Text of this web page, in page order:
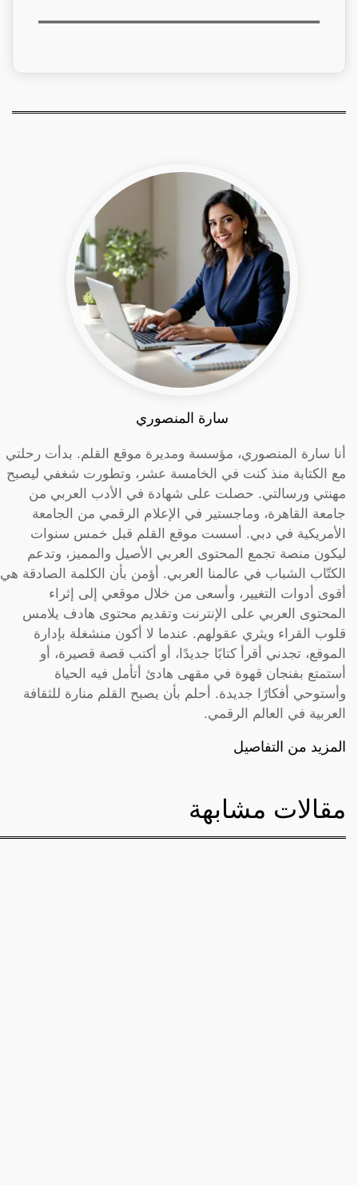
سارة المنصوري
أنا سارة المنصوري، مؤسسة ومديرة موقع القلم. بدأت رحلتي
مع الكتابة منذ كنت في الخامسة عشر، وتطورت شغفي ليصبح
مهنتي ورسالتي. حصلت على شهادة في الأدب العربي من
جامعة القاهرة، وماجستير في الإعلام الرقمي من الجامعة
الأمريكية في دبي. أسست موقع القلم قبل خمس سنوات
ليكون منصة تجمع المحتوى العربي الأصيل والمميز، وتدعم
الكتّاب الشباب في عالمنا العربي. أؤمن بأن الكلمة الصادقة هي
أقوى أدوات التغيير، وأسعى من خلال موقعي إلى إثراء
المحتوى العربي على الإنترنت وتقديم محتوى هادف يلامس
قلوب القراء ويثري عقولهم. عندما لا أكون منشغلة بإدارة
الموقع، تجدني أقرأ كتابًا جديدًا، أو أكتب قصة قصيرة، أو
أستمتع بفنجان قهوة في مقهى هادئ أتأمل فيه الحياة
وأستوحي أفكارًا جديدة. أحلم بأن يصبح القلم منارة للثقافة
العربية في العالم الرقمي.
المزيد من التفاصيل
مقالات مشابهة